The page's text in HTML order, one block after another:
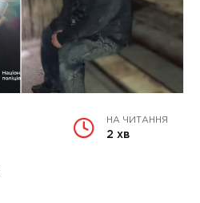
НА ЧИТАННЯ
2 хв